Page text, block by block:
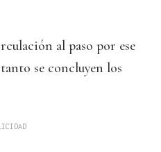
al paso por ese
se concluyen los